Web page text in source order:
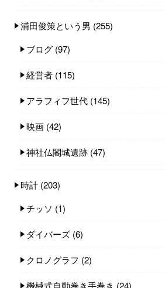
浦田俊策という男 (255)
ブログ (97)
経営者 (115)
アラフィフ世代 (145)
映画 (42)
神社仏閣城遺跡 (47)
時計 (203)
チッソ (1)
ダイバーズ (6)
クロノグラフ (2)
機械式自動巻き手巻き (24)